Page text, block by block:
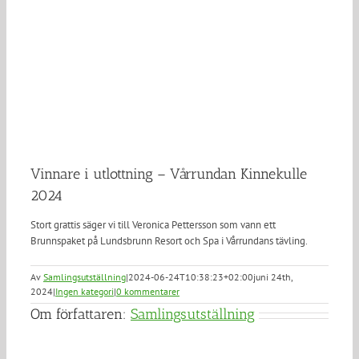
Vinnare i utlottning – Vårrundan Kinnekulle
2024
Stort grattis säger vi till Veronica Pettersson som vann ett
Brunnspaket på Lundsbrunn Resort och Spa i Vårrundans tävling.
Av Samlingsutställning|2024-06-24T10:38:23+02:00juni 24th,
2024|Ingen kategori|0 kommentarer
Om författaren: Samlingsutställning